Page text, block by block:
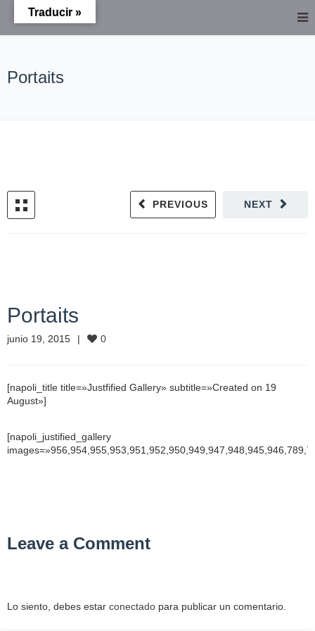
Portaits
NEXT
PREVIOUS
Portaits
junio 19, 2015 0
[napoli_title title=»Justfified Gallery» subtitle=»Created on 19
August»]
[napoli_justified_gallery
Leave a Comment
Lo siento, debes estar conectado para publicar un comentario.
Traducir »